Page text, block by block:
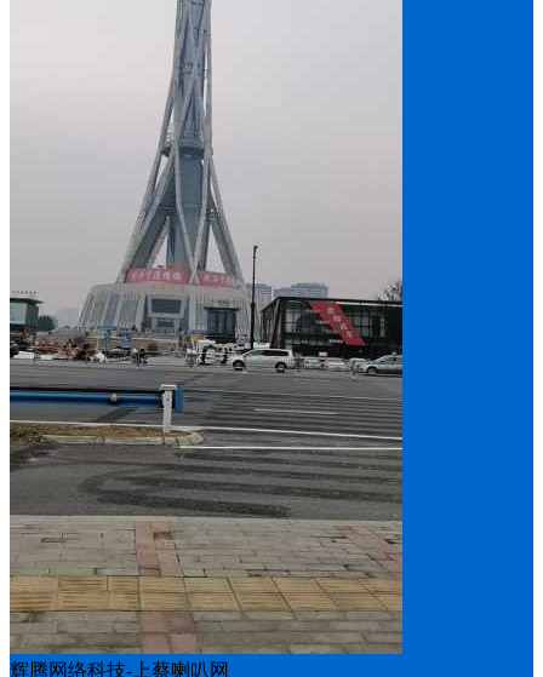
辉腾网络科技-上蔡喇叭网